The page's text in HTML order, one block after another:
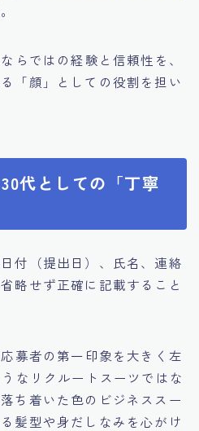
らではの経験と信頼性を、
「顔」としての役割を担い
代としての「丁寧
付（提出日）、氏名、連絡
略せず正確に記載すること
募者の第一印象を大きく左
なリクルートスーツではな
ち着いた色のビジネススー
髪型や身だしなみを心がけ